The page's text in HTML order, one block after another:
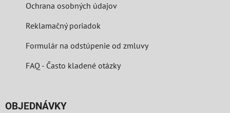
Ochrana osobných údajov
Reklamačný poriadok
Formulár na odstúpenie od zmluvy
FAQ - Často kladené otázky
OBJEDNÁVKY